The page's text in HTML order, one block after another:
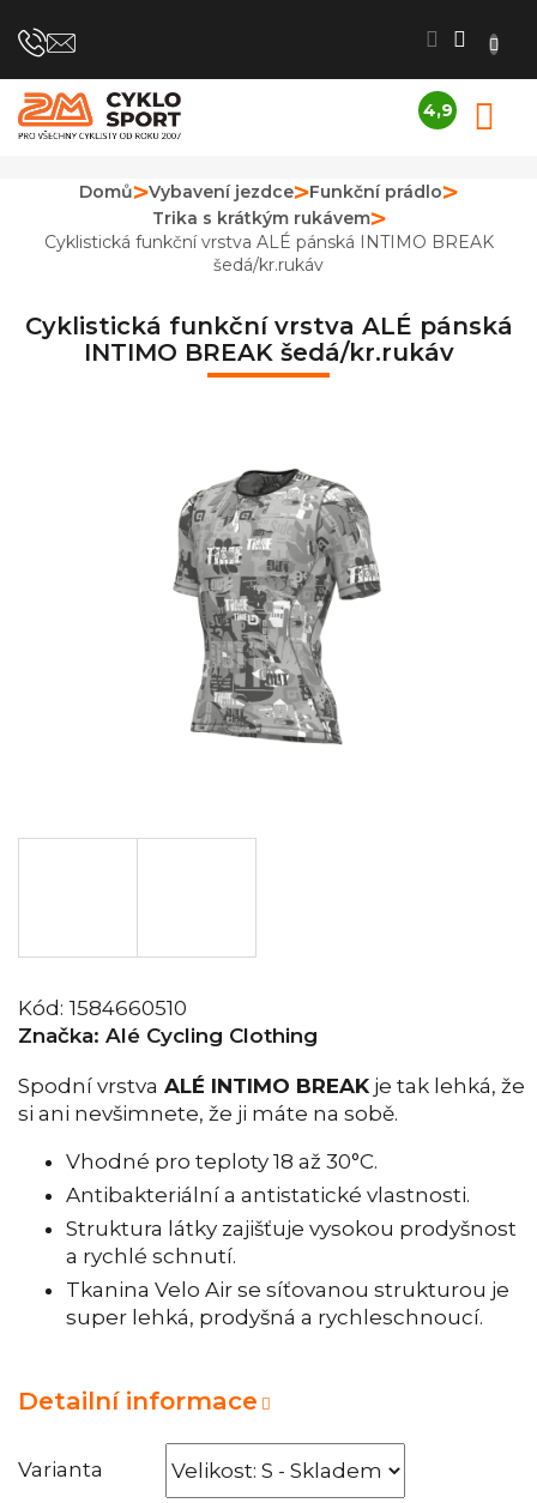
na
4,9
obchodu
je
z
Domů Vybavení jezdce
Funkční prádlo
Trika s krátkým rukávem
Cyklistická funkční vrstva ALÉ pánská INTIMO BREAK
šedá/kr.rukáv
Cyklistická funkční vrstva ALÉ pánská
INTIMO BREAK šedá/kr.rukáv
Kód: 1584660510
Značka: Alé Cycling Clothing
Varianta
Spodní vrstva ALÉ INTIMO BREAKje tak lehká, že
si ani nevšimnete, že ji máte na sobě.
Vhodné pro teploty 18 až 30°C.
Antibakteriální a antistatické vlastnosti.
Struktura látky zajišťuje vysokou prodyšnost
a rychlé schnutí.
Tkanina Velo Air se síťovanou strukturou je
super lehká, prodyšná a rychleschnoucí.
Detailní informace